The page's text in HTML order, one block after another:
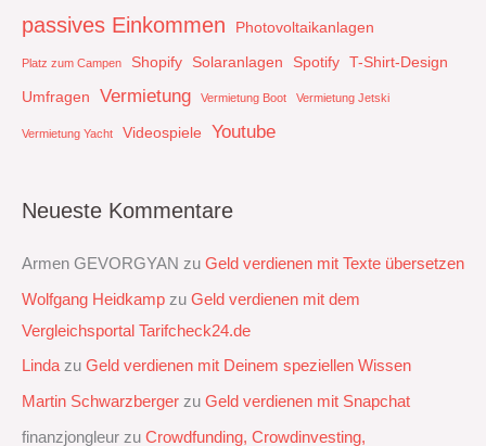
passives Einkommen Photovoltaikanlagen
Platz zum Campen Shopify Solaranlagen Spotify T-Shirt-Design
Umfragen
Vermietung Vermietung Boot Vermietung Jetski
Vermietung Yacht Videospiele Youtube
Neueste Kommentare
Armen GEVORGYAN zu Geld verdienen mit Texte übersetzen
Wolfgang Heidkamp zu Geld verdienen mit dem
Vergleichsportal Tarifcheck24.de
Lindazu Geld verdienen mit Deinem speziellen Wissen
Martin Schwarzberger zu Geld verdienen mit Snapchat‭
finanzjongleur zu Crowdfunding, Crowdinvesting,